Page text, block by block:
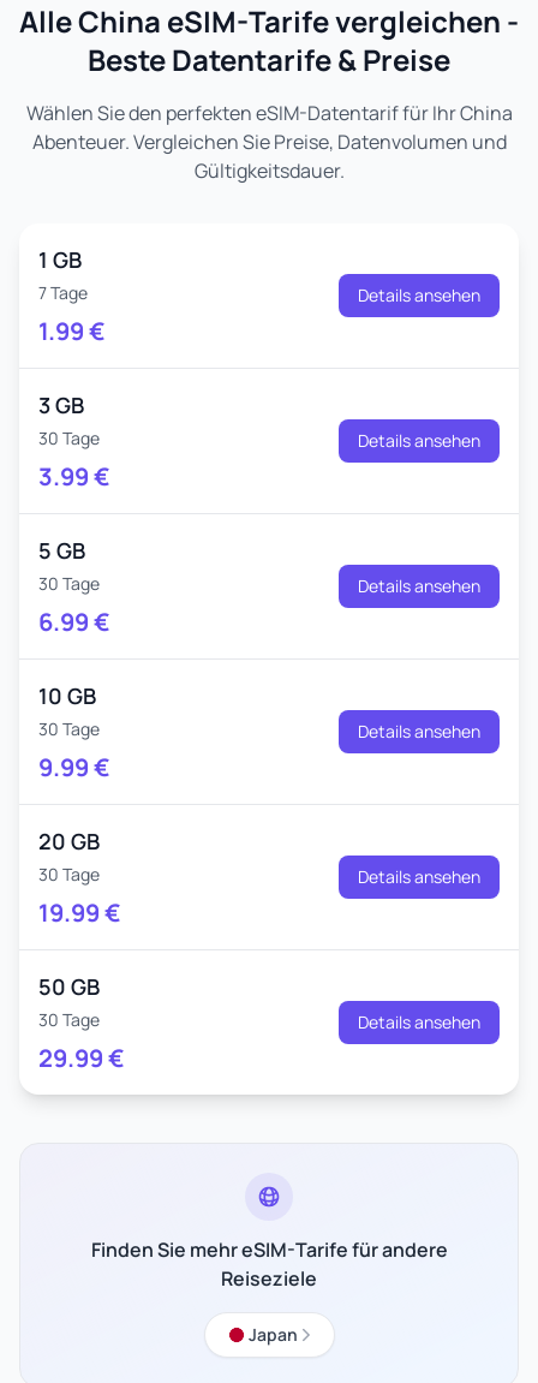
Alle China eSIM-Tarife vergleichen -
Beste Datentarife & Preise
Wählen Sie den perfekten eSIM-Datentarif für Ihr China
Abenteuer. Vergleichen Sie Preise, Datenvolumen und
Gültigkeitsdauer.
1 GB
7 Tage
1.99€
Details ansehen
3 GB
30 Tage
3.99€
Details ansehen
5 GB
30 Tage
6.99€
Details ansehen
10 GB
30 Tage
9.99€
Details ansehen
20 GB
30 Tage
19.99€
Details ansehen
50 GB
30 Tage
29.99€
Details ansehen
Finden Sie mehr eSIM-Tarife für andere
Reiseziele
Japan